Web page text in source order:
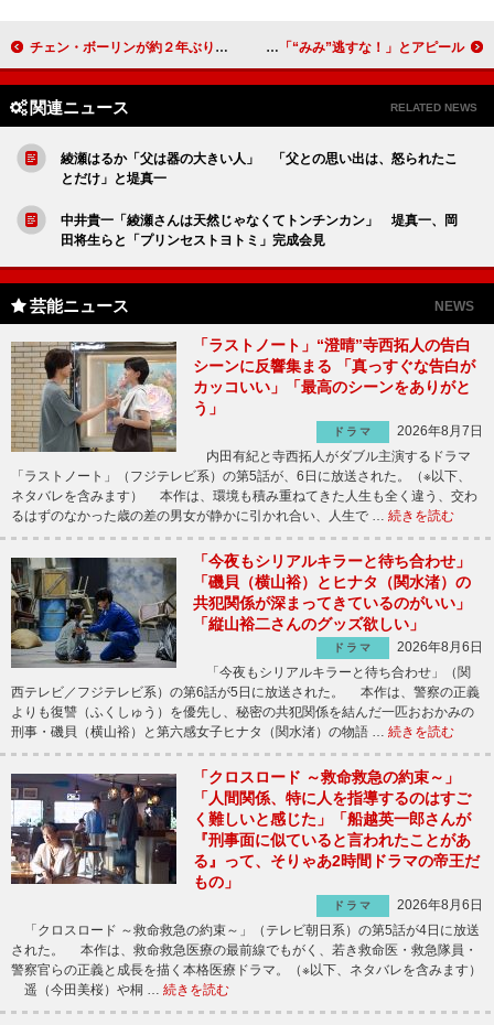
チェン・ボーリンが約２年ぶりの来日 「男女の友情が成立するかは状況次第」 オードリー＆鶴光がオールナイトニッポン 春日「“みみ”逃すな！」とアピール
関連ニュース RELATED NEWS
綾瀬はるか「父は器の大きい人」 「父との思い出は、怒られたこ
とだけ」と堤真一
中井貴一「綾瀬さんは天然じゃなくてトンチンカン」 堤真一、岡
田将生らと「プリンセストヨトミ」完成会見
芸能ニュース NEWS
「ラストノート」“澄晴”寺西拓人の告白
シーンに反響集まる 「真っすぐな告白が
カッコいい」「最高のシーンをありがと
う」
ドラマ
2026年8月7日
内田有紀と寺西拓人がダブル主演するドラマ
「ラストノート」（フジテレビ系）の第5話が、6日に放送された。（※以下、
ネタバレを含みます） 本作は、環境も積み重ねてきた人生も全く違う、交わ
るはずのなかった歳の差の男女が静かに引かれ合い、人生で … 続きを読む
「今夜もシリアルキラーと待ち合わせ」
「磯貝（横山裕）とヒナタ（関水渚）の
共犯関係が深まってきているのがいい」
「縦山裕二さんのグッズ欲しい」
ドラマ
2026年8月6日
「今夜もシリアルキラーと待ち合わせ」（関
西テレビ／フジテレビ系）の第6話が5日に放送された。 本作は、警察の正義
よりも復讐（ふくしゅう）を優先し、秘密の共犯関係を結んだ一匹おおかみの
刑事・磯貝（横山裕）と第六感女子ヒナタ（関水渚）の物語 … 続きを読む
「クロスロード ～救命救急の約束～」
「人間関係、特に人を指導するのはすご
く難しいと感じた」「船越英一郎さんが
『刑事面に似ていると言われたことがあ
る』って、そりゃあ2時間ドラマの帝王だ
もの」
ドラマ
2026年8月6日
「クロスロード ～救命救急の約束～」（テレビ朝日系）の第5話が4日に放送
された。 本作は、救命救急医療の最前線でもがく、若き救命医・救急隊員・
警察官らの正義と成長を描く本格医療ドラマ。（※以下、ネタバレを含みます）
遥（今田美桜）や桐 … 続きを読む